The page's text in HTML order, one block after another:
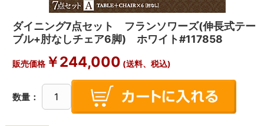
ダイニング7点セット フランソワーズ(伸長式テー
ブル+肘なしチェア6脚) ホワイト#117858
販売価格￥244,000 (送料、税込)
数量：